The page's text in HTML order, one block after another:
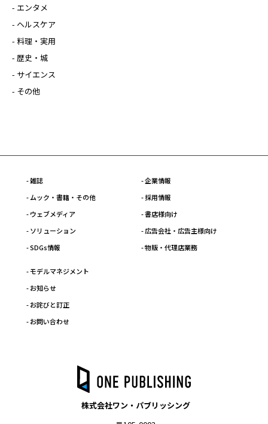
- エンタメ
- ヘルスケア
- 料理・実用
- 歴史・城
- サイエンス
- その他
- 雑誌
- ムック・書籍・その他
- ウェブメディア
- ソリューション
- SDGs情報
- 企業情報
- 採用情報
- 書店様向け
- 広告会社・広告主様向け
- 物販・代理店業務
- モデルマネジメント
- お知らせ
- お詫びと訂正
- お問い合わせ
株式会社ワン・パブリッシング